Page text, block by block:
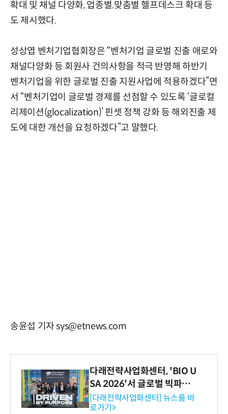
확대 및 채널 다양화, 업종별.맞춤별 헬프데스크 확대 등
도 제시했다.
성상엽 벤처기업협회장은 “벤처기업 글로벌 진출 애로와
채널다양화 등 회원사 건의사항을 적극 반영해 하반기
벤처기업을 위한 글로벌 진출 지원사업에 적용하겠다”면
서 “벤처기업이 글로벌 경제를 선점할 수 있도록 ‘글로컬
리제이션(glocalization)’ 핀셋 정책 강화 등 해외진출 제
도에 대한 개선을 요청하겠다”고 말했다.
송윤섭 기자 sys@etnews.com
다래전략사업화센터, 'BIO U
SA 2026'서 글로벌 빅파마
와의 비즈니스 미팅 지원…K
-바이오 해외 진출 교두보 확
[다래전략사업화센터] 뉴스룸 바
로가기>